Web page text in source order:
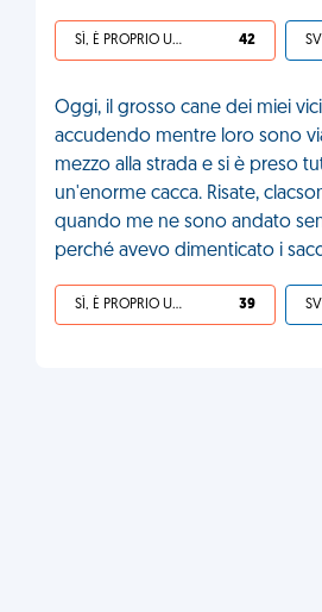
SÌ, È PROPRIO UNA VDM! 42
Oggi, il grosso cane dei miei
accudendo mentre loro sono
mezzo alla strada e si è preso
un'enorme cacca. Risate,
quando me ne sono andato
perché avevo dimenticato i
SÌ, È PROPRIO UNA VDM! 39